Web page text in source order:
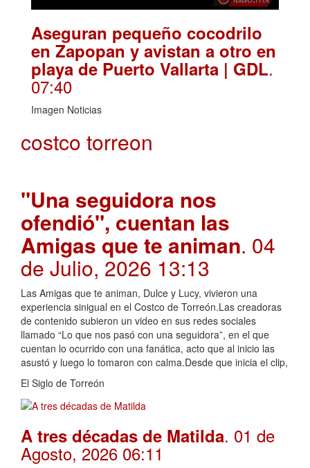
Aseguran pequeño cocodrilo
en Zapopan y avistan a otro en
playa de Puerto Vallarta | GDL.
07:40
Imagen Noticias
costco torreon
"Una seguidora nos
ofendió", cuentan las
Amigas que te animan. 04
de Julio, 2026 13:13
Las Amigas que te animan, Dulce y Lucy, vivieron una
experiencia sinigual en el Costco de Torreón.Las creadoras
de contenido subieron un video en sus redes sociales
llamado “Lo que nos pasó con una seguidora”, en el que
cuentan lo ocurrido con una fanática, acto que al inicio las
asustó y luego lo tomaron con calma.Desde que inicia el clip,
El Siglo de Torreón
A tres décadas de Matilda. 01 de
Agosto, 2026 06:11